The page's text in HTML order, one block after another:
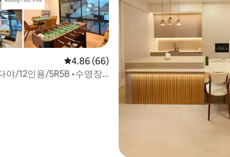
평점 4.86점(5점 만점), 후기 66개
4.86 (66)
야/12인용/5R5B •수영장 •